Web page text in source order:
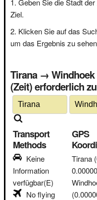
Geben Sie die Stadt
Ziel.
Klicken Sie auf das
um das Ergebnis zu
Tirana → Windhoek
(Zeit) erforderlich
Transport
Methods
Keine
Information
verfügbar(E)
No flying
GPS
Tirana